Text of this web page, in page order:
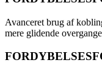
Avanceret brug af
mere glidende overgange